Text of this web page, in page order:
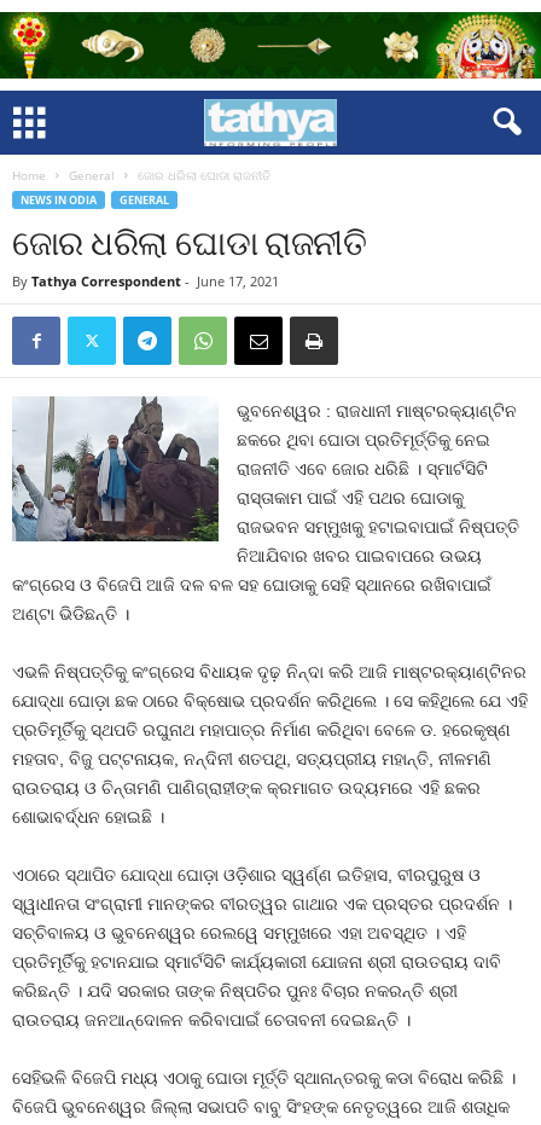
Home General ଜୋର ଧରିଲା ଘୋଡା ରାଜନୀତି
NEWS IN ODIA GENERAL
ଜୋର ଧରିଲା ଘୋଡା ରାଜନୀତି
By Tathya Correspondent - June 17, 2021
ଭୁବନେଶ୍ୱର : ରାଜଧାନୀ ମାଷ୍ଟରକ୍ୟାଣ୍ଟିନ
ଛକରେ ଥିବା ଘୋଡା ପ୍ରତିମୂର୍ତ୍ତିକୁ ନେଇ
ରାଜନୀତି ଏବେ ଜୋର ଧରିଛି । ସ୍ମାର୍ଟସିଟି
ରାସ୍ତାକାମ ପାଇଁ ଏହି ପଥର ଘୋଡାକୁ
ରାଜଭବନ ସମ୍ମୁଖକୁ ହଟାଇବାପାଇଁ ନିଷ୍ପତ୍ତି
ନିଆଯିବାର ଖବର ପାଇବାପରେ ଉଭୟ
କଂଗ୍ରେସ ଓ ବିଜେପି ଆଜି ଦଳ ବଳ ସହ ଘୋଡାକୁ ସେହି ସ୍ଥାନରେ ରଖିବାପାଇଁ
ଅଣ୍ଟା ଭିଡିଛନ୍ତି ।
ଏଭଳି ନିଷ୍ପତ୍ତିକୁ କଂଗ୍ରେସ ବିଧାୟକ ଦୃଢ଼ ନିନ୍ଦା କରି ଆଜି ମାଷ୍ଟରକ୍ୟାଣ୍ଟିନର
ଯୋଦ୍ଧା ଘୋଡ଼ା ଛକ ଠାରେ ବିକ୍ଷୋଭ ପ୍ରଦର୍ଶନ କରିଥିଲେ । ସେ କହିଥିଲେ ଯେ ଏହି
ପ୍ରତିମୂର୍ତିକୁ ସ୍ଥପତି ରଘୁନାଥ ମହାପାତ୍ର ନିର୍ମାଣ କରିଥିବା ବେଳେ ଡ. ହରେକୃଷ୍ଣ
ମହତାବ, ବିଜୁ ପଟ୍ଟନାୟକ, ନନ୍ଦିନୀ ଶତପଥି, ସତ୍ୟପ୍ରୀୟ ମହାନ୍ତି, ନୀଳମଣି
ରାଉତରାୟ ଓ ଚିନ୍ତାମଣି ପାଣିଗ୍ରାହୀଙ୍କ କ୍ରମାଗତ ଉଦ୍ୟମରେ ଏହି ଛକର
ଶୋଭାବର୍ଦ୍ଧନ ହୋଇଛି ।
ଏଠାରେ ସ୍ଥାପିତ ଯୋଦ୍ଧା ଘୋଡ଼ା ଓଡ଼ିଶାର ସ୍ୱର୍ଣ୍ଣ ଇତିହାସ, ବୀରପୁରୁଷ ଓ
ସ୍ୱାଧୀନତା ସଂଗ୍ରାମୀ ମାନଙ୍କର ବୀରତ୍ୱର ଗାଥାର ଏକ ପ୍ରସ୍ତର ପ୍ରଦର୍ଶନ ।
ସଚ୍ଚିବାଳୟ ଓ ଭୁବନେଶ୍ୱର ରେଲୱେ ସମ୍ମୁଖରେ ଏହା ଅବସ୍ଥିତ । ଏହି
ପ୍ରତିମୂର୍ତିକୁ ହଟାନଯାଇ ସ୍ମାର୍ଟସିଟି କାର୍ଯ୍ୟକାରୀ ଯୋଜନା ଶ୍ରୀ ରାଉତରାୟ ଦାବି
କରିଛନ୍ତି । ଯଦି ସରକାର ତାଙ୍କ ନିଷ୍ପତିର ପୁନଃ ବିଚାର ନକରନ୍ତି ଶ୍ରୀ
ରାଉତରାୟ ଜନଆନ୍ଦୋଳନ କରିବାପାଇଁ ଚେତାବନୀ ଦେଇଛନ୍ତି ।
ସେହିଭଳି ବିଜେପି ମଧ୍ୟ ଏଠାକୁ ଘୋଡା ମୂର୍ତ୍ତି ସ୍ଥାନାନ୍ତରକୁ କଡା ବିରୋଧ କରିଛି ।
ବିଜେପି ଭୁବନେଶ୍ୱର ଜିଲ୍ଲା ସଭାପତି ବାବୁ ସିଂହଙ୍କ ନେତୃତ୍ୱରେ ଆଜି ଶତାଧିକ